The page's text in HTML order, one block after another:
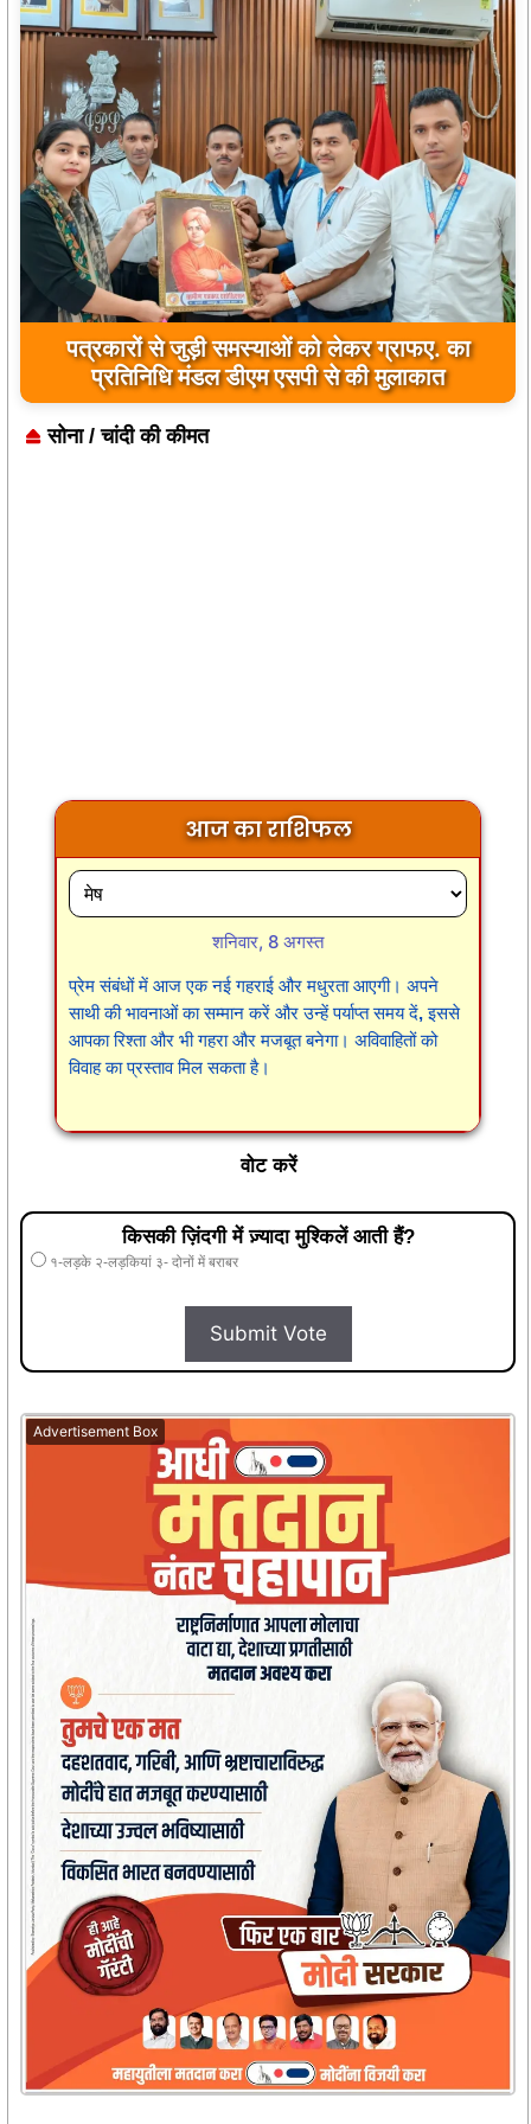
पत्रकारों से जुड़ी समस्याओं को लेकर ग्राफए. का
प्रतिनिधि मंडल डीएम एसपी से की मुलाकात
जिला कारागार में दो पावरलूम सेट का उद्घाटन, बंदियों को
मिलेगा रोजगार का अवसर
सोना / चांदी की कीमत
आज का राशिफल
शनिवार, 8 अगस्त
प्रेम संबंधों में आज एक नई गहराई और मधुरता आएगी। अपने
साथी की भावनाओं का सम्मान करें और उन्हें पर्याप्त समय दें, इससे
आपका रिश्ता और भी गहरा और मजबूत बनेगा। अविवाहितों को
विवाह का प्रस्ताव मिल सकता है।
वोट करें
किसकी ज़िंदगी में ज़्यादा मुश्किलें आती हैं?
१-लड़के २-लड़कियां ३- दोनों में बराबर
Submit Vote
Advertisement Box